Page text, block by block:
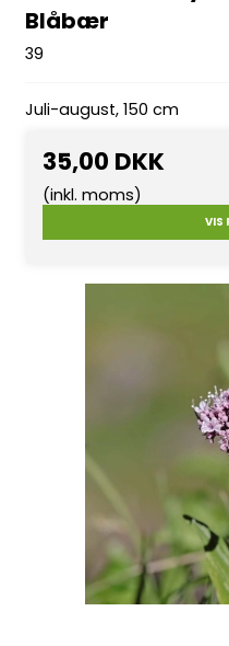
Blåbær
39
Juli-august, 150 cm
35,00 DKK
(inkl. moms)
VIS